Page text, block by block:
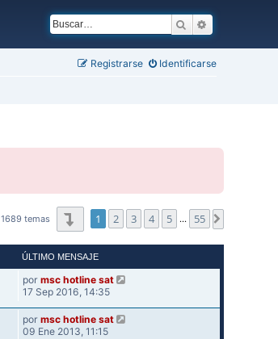
Buscar
Identificarse
Registrarse
1689 temas Página1 de
1 2 3 4 5 … 55
ÚLTIMO MENSAJE
por msc hotline sat
17 Sep 2016, 14:35
por msc hotline sat
09 Ene 2013, 11:15